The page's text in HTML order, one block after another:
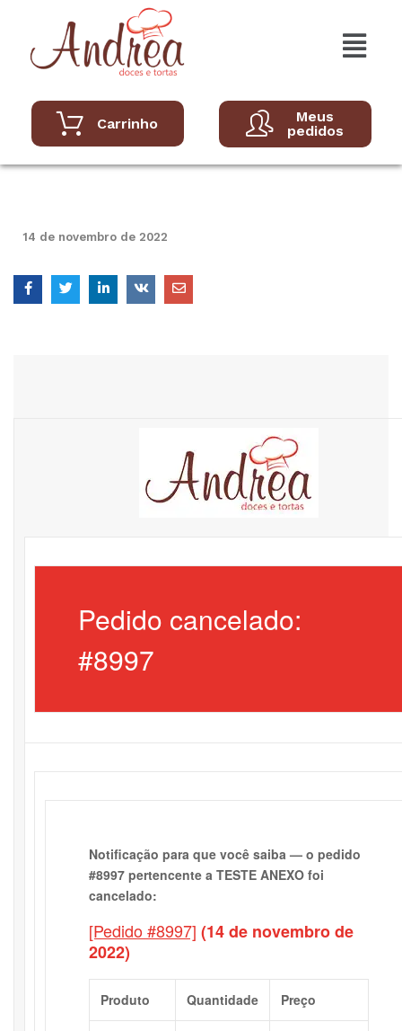
Carrinho
Meus
pedidos
14 de novembro de 2022
Pedido cancelado:
#8997
Notificação para que você saiba — o pedido
#8997 pertencente a TESTE ANEXO foi
cancelado:
[Pedido #8997] (14 de novembro de
2022)
Produto Quantidade Preço